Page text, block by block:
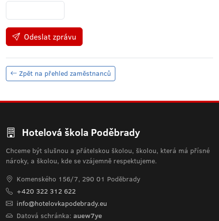
Odeslat zprávu
Zpět na přehled zaměstnanců
Hotelová škola Poděbrady
Chceme být slušnou a přátelskou školou, školou, která má přísné
nároky, a školou, kde se vzájemně respektujeme.
Komenského 156/7, 290 01 Poděbrady
+420 322 312 622
info@hotelovkapodebrady.eu
Datová schránka: auew7ye